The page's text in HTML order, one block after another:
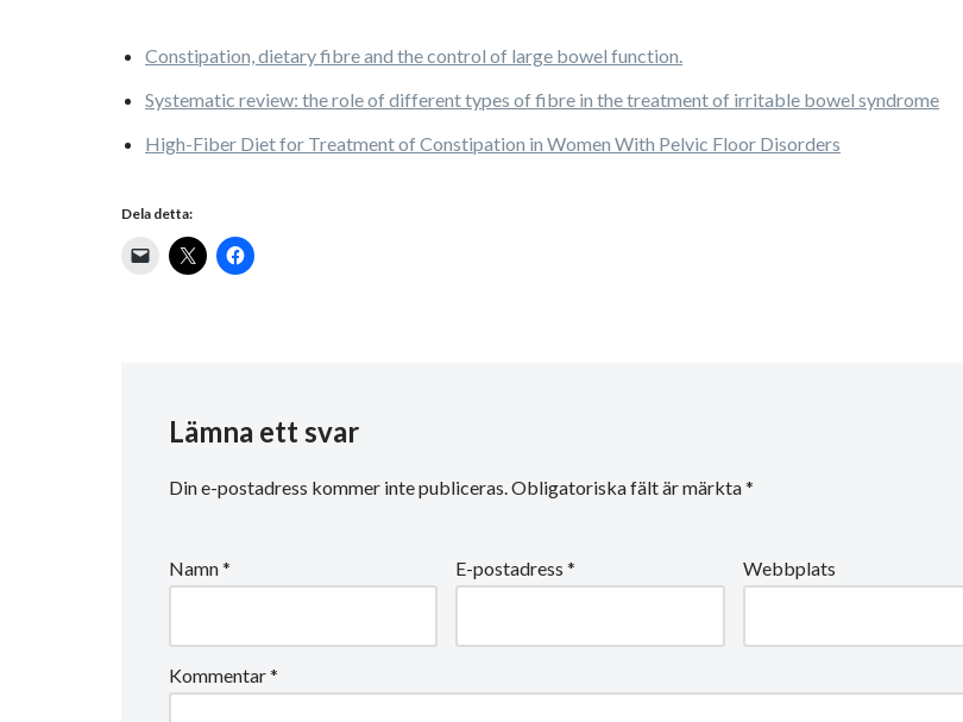
Constipation, dietary fibre and the control of large bowel function.
Systematic review: the role of different types of fibre in the treatment of irritable bowel syndrome
High-Fiber Diet for Treatment of Constipation in Women With Pelvic Floor Disorders
Dela detta:
Lämna ett svar
Din e-postadress kommer inte publiceras.Obligatoriska fält är märkta*
Namn* E-postadress* Webbplats
Kommentar*